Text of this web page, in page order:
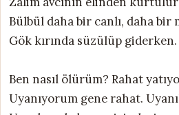
Bülbül daha bir canlı, daha bir
Gök kırında süzülüp giderken.
Ben nasıl ölürüm? Rahat
Uyanıyorum gene rahat.